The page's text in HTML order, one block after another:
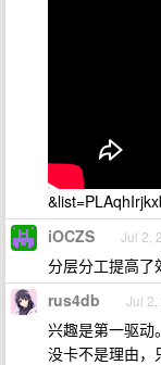
iOCZS Jul 2,
分层分工提高了
rus4db Jul 2,
兴趣是第一驱动。
没卡不是理由，